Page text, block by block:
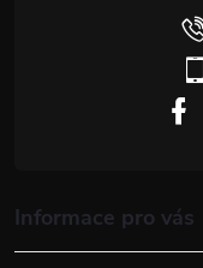
Informace pro vás